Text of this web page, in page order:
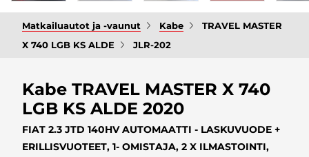
Matkailuautot ja -vaunut Kabe
TRAVEL MASTER
X 740 LGB KS ALDE
JLR-202
Kabe TRAVEL MASTER X 740
LGB KS ALDE 2020
FIAT 2.3 JTD 140HV AUTOMAATTI - LASKUVUODE +
ERILLISVUOTEET, 1- OMISTAJA, 2 X ILMASTOINTI,